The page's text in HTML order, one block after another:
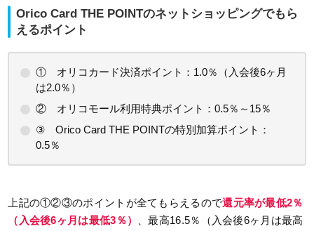
Orico Card THE POINTのネットショッピングでもら
えるポイント
① オリコカード決済ポイント：1.0％（入会後6ヶ月
は2.0％）
② オリコモール利用特典ポイント：0.5％～15％
③ Orico Card THE POINTの特別加算ポイント：
0.5％
上記の①②③のポイントが全てもらえるので還元率が最低2％
（入会後6ヶ月は最低3％）
、最高16.5％（入会後6ヶ月は最高